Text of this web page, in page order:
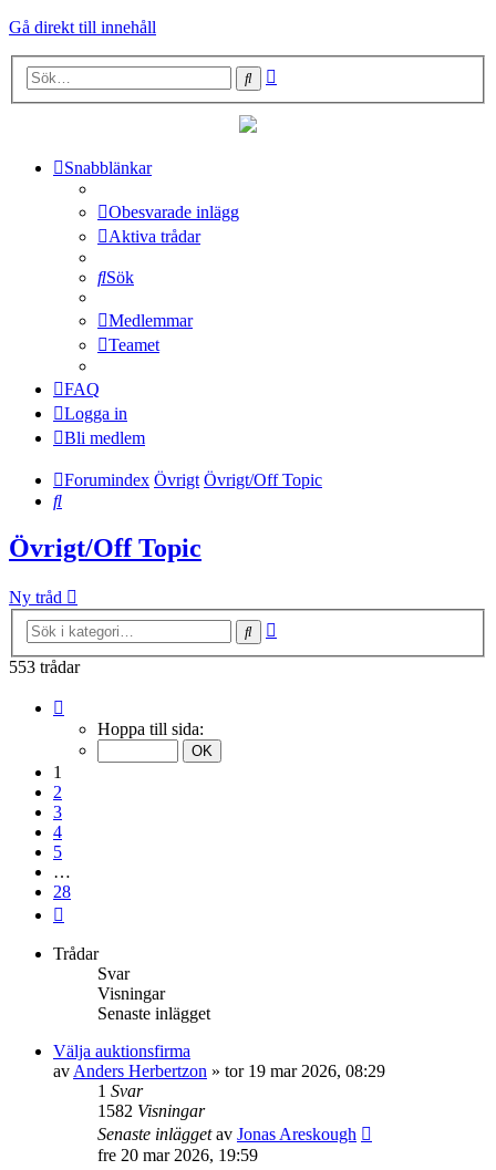
Gå direkt till innehåll
Sök
Snabblänkar
Obesvarade inlägg
Aktiva trådar
Sök
Medlemmar
Teamet
FAQ
Logga in
Bli medlem
Forumindex Övrigt Övrigt/Off Topic
Sök
Övrigt/Off Topic
Ny tråd
Sök
553 trådar
Hoppa till sida:
1
2
3
4
5
…
28
Trådar
Svar
Visningar
Senaste inlägget
Välja auktionsfirma
av Anders Herbertzon » tor 19 mar 2026, 08:29
1 Svar
1582 Visningar
Senaste inläggetav Jonas Areskough
fre 20 mar 2026, 19:59